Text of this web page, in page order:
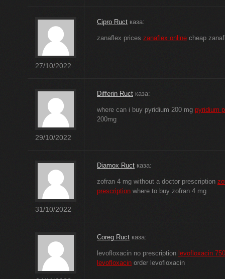
27/10/2022
Cipro Ruct каза:
zanaflex prices zanaflex online cheap
29/10/2022
Differin Ruct каза:
where can i buy pyridium 200 mg pyridium
200mg
31/10/2022
Diamox Ruct каза:
zofran 4 mg without a doctor prescription
prescription where to buy zofran 4 mg
Coreg Ruct каза:
levofloxacin no prescription levofloxacin
levofloxacin order levofloxacin